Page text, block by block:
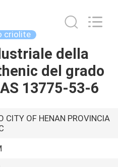
criolite
della
del grado
13775-53-6
CITY OF HENAN PROVINCIA